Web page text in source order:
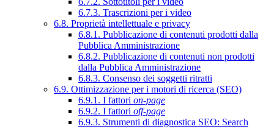
6.7.3. Trascrizioni per i video
6.8. Proprietà intellettuale e privacy
6.8.1. Pubblicazione di contenuti prodotti dalla
Pubblica Amministrazione
6.8.2. Pubblicazione di contenuti non prodotti
dalla Pubblica Amministrazione
6.8.3. Consenso dei soggetti ritratti
6.9. Ottimizzazione per i motori di ricerca (SEO)
6.9.1. I fattori on-page
6.9.2. I fattori off-page
6.9.3. Strumenti di diagnostica SEO: Search